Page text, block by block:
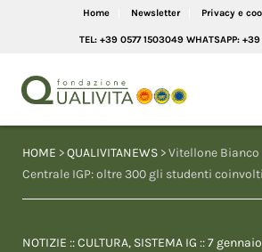
Home Newsletter Privacy e
TEL: +39 0577 1503049 WHATSAPP:
HOME >QUALIVITANEWS > Vitellone
Centrale IGP: oltre 300 gli studenti
NOTIZIE ::CULTURA, SISTEMA IG ::7